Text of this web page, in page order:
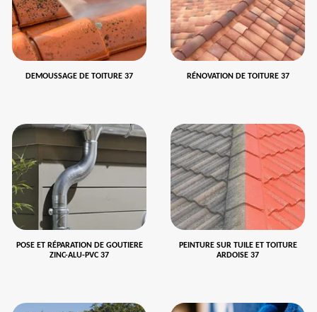
DEMOUSSAGE DE TOITURE 37 RÉNOVATION DE TOITURE 37
POSE ET RÉPARATION DE GOUTIERE
ZINC-ALU-PVC 37
PEINTURE SUR TUILE ET TOITURE
ARDOISE 37